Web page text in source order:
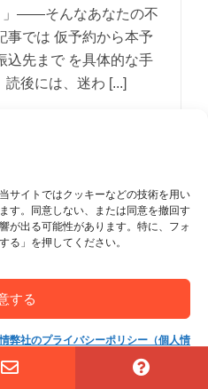
サイトではクッキーなどの技術を用い
す。同意しない、または同意を撤回す
が出る可能性があります。特に、フォ
る」を押してください。
する
弊社のプライバシーポリシー（個人情
報保護方針）
」——そんなあなたの不
事では 仮予約から本予
込先まで を具体的な手
後には、迷わ [...]